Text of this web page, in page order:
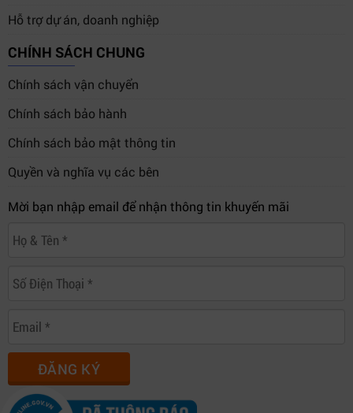
Hỗ trợ dự án, doanh nghiệp
CHÍNH SÁCH CHUNG
Chính sách vận chuyển
Chính sách bảo hành
Chính sách bảo mật thông tin
Quyền và nghĩa vụ các bên
Mời bạn nhập email để nhận thông tin khuyến mãi
ĐĂNG KÝ